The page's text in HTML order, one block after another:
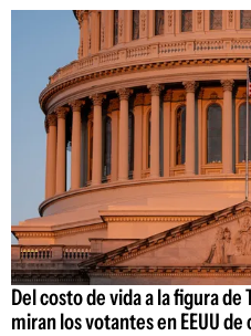
Del costo de vida a la figura
miran los votantes en EEUU